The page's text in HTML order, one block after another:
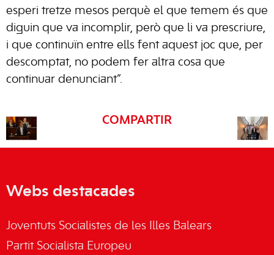
esperi tretze mesos perquè el que temem és que
diguin que va incomplir, però que li va prescriure,
i que continuïn entre ells fent aquest joc que, per
descomptat, no podem fer altra cosa que
continuar denunciant”.
COMPARTIR
Webs destacades
Joventuts Socialistes de les Illes Balears
Partit Socialista Europeu